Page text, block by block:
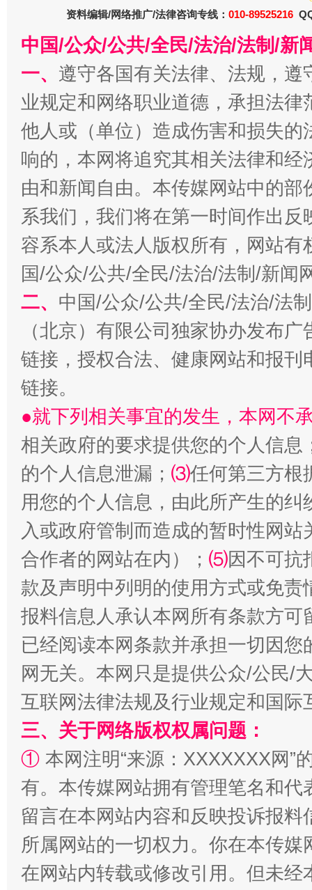
在谋一域中谋全局
今
习近平的博鳌关键词
魏明亮
“刷贴”乱象丛生
生
揭批美国五大"原罪" "炒
解纷+调解+退费，一次搞定
资料编辑/网络推广/法律咨询专线： 010-89525216
中国/公众/公共/全民/法治/法制/新
一、 遵守各国有关法律、法规，
业规定和网络职业道德，承担法
他人或（单位）造成伤害和损失
响的，本网将追究其相关法律和
由和新闻自由。本传媒网站中的
系我们，我们将在第一时间作出
容系本人或法人版权所有，网站
国/公众/公共/全民/法治/法制/新闻
二、 中国/公众/公共/全民/法治/法
（北京）有限公司独家协办发布
链接，授权合法、健康网站和报
链接。
●就下列相关事宜的发生，本网不
相关政府的要求提供您的个人信息
的个人信息泄漏； ⑶任何第三方根
用您的个人信息，由此所产生的纠
入或政府管制而造成的暂时性网
合作者的网站在内）； ⑸因不可抗
款及声明中列明的使用方式或免责
报料信息人承认本网所有条款方
已经阅读本网条款并承担一切因
网无关。本网只是提供公众/公民/
互联网法律法规及行业规定和国
三、关于网络版权权属问题：
① 本网注明“来源：XXXXXXX网”
有。本传媒网站拥有管理笔名和
留言在本网站内容和反映投诉报
所属网站的一切权力。你在本传
在网站内转载或修改引用。但未